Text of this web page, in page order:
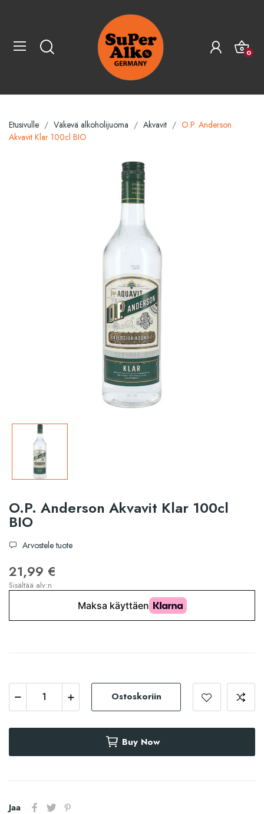
0
Etusivulle Väkevä alkoholijuoma Akvavit
O.P. Anderson
Akvavit Klar 100cl BIO
O.P. Anderson Akvavit Klar 100cl
BIO
Arvostele tuote
21,99 €
Sisältää alv:n
Ostoskoriin
Buy Now
Jaa